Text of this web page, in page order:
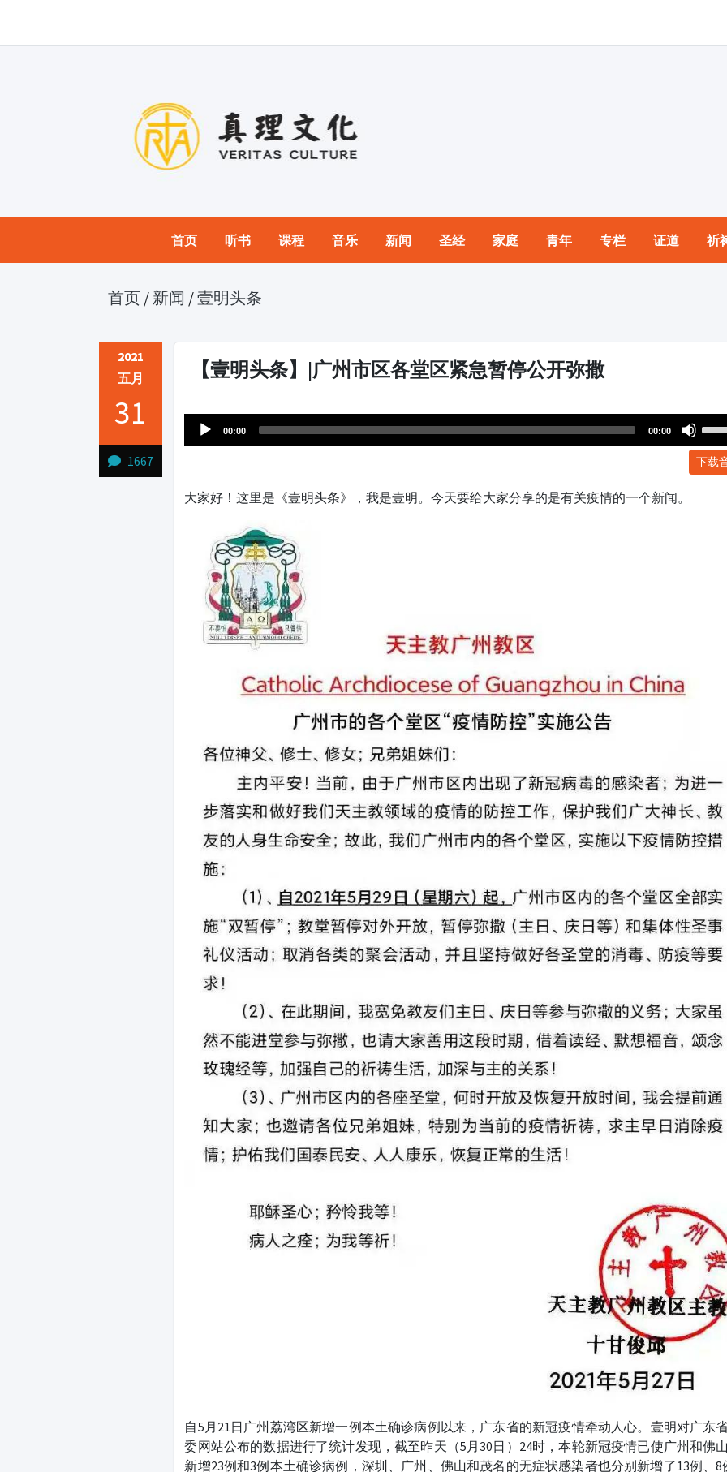
首页 听书 课程 音乐 新闻 圣经 家庭 青年 专栏 证道 祈
首页 / 新闻 /壹明头条
2021
五月
31
1667
【壹明头条】|广州市区各堂区紧急暂停公开弥撒
Player
00:00 00:00
下载
大家好！这里是《壹明头条》，我是壹明。今天要给大家分享的是有关疫情的一个新闻。
自5月21日广州荔湾区新增一例本土确诊病例以来，广东省的新冠疫情牵动人心。壹明对广东
委网站公布的数据进行了统计发现，截至昨天（5月30日）24时，本轮新冠疫情已使广州和佛
新增23例和3例本土确诊病例，深圳、广州、佛山和茂名的无症状感染者也分别新增了13例、8